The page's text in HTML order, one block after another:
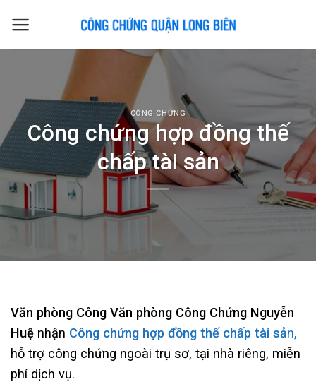
CÔNG CHỨNG
Công chứng hợp đồng thế
chấp tài sản
Văn phòng Công Văn phòng Công Chứng Nguyễn
Huệ nhận Công chứng hợp đồng thế chấp tài sản,
hỗ trợ công chứng ngoài trụ sơ, tại nhà riêng, miễn
phí dịch vụ.